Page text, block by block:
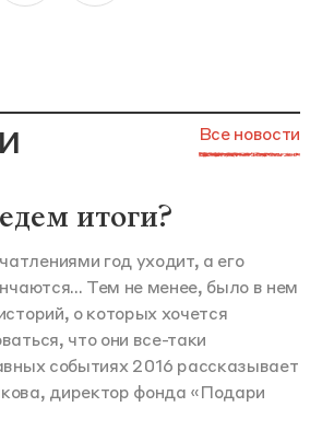
Все новости
итоги?
год уходит, а его
Тем не менее, было в нем
о которых хочется
что они все-таки
событиях 2016 рассказывает
директор фонда «Подари